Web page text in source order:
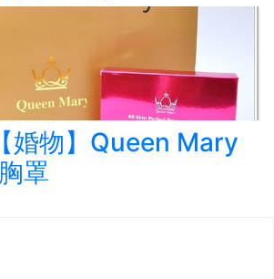
物】Queen Mary
罩